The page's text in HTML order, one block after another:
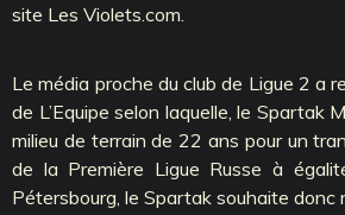
site Les Violets.com.
Le média proche du club de Ligue 2 a
de L’Equipe selon laquelle, le Spartak
milieu de terrain de 22 ans pour un
de la Première Ligue Russe à
Pétersbourg, le Spartak souhaite donc